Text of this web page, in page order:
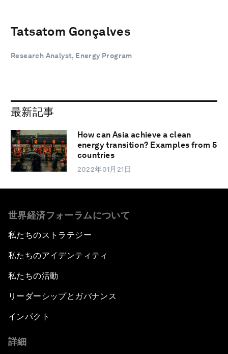
Tatsatom Gonçalves
Research Analyst, Energy Program
最新記事
How can Asia achieve a clean
energy transition? Examples from 5
countries
2022年01月21日
世界経済フォーラムについて
私たちのストラテジー
私たちのアイデンティティ
私たちの活動
リーダーシップとガバナンス
インパクト
詳細